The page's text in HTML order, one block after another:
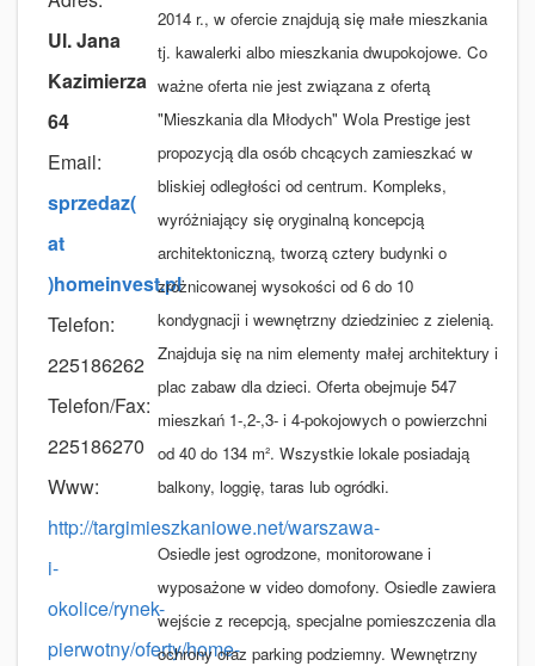
Ul. Jana
Kazimierza
64
Email:
sprzedaz(
at
)homeinvest.pl
Telefon:
225186262
Telefon/Fax:
225186270
Www:
http://targimieszkaniowe.net/warszawa-
i-
okolice/rynek-
pierwotny/oferty/home-
2014 r., w ofercie znajdują się małe mieszkania
tj. kawalerki albo mieszkania dwupokojowe. Co
ważne oferta nie jest związana z ofertą
"Mieszkania dla Młodych" Wola Prestige jest
propozycją dla osób chcących zamieszkać w
bliskiej odległości od centrum. Kompleks,
wyróżniający się oryginalną koncepcją
architektoniczną, tworzą cztery budynki o
zróżnicowanej wysokości od 6 do 10
kondygnacji i wewnętrzny dziedziniec z zielenią.
Znajduja się na nim elementy małej architektury i
plac zabaw dla dzieci. Oferta obejmuje 547
mieszkań 1-,2-,3- i 4-pokojowych o powierzchni
od 40 do 134 m². Wszystkie lokale posiadają
balkony, loggię, taras lub ogródki.
Osiedle jest ogrodzone, monitorowane i
wyposażone w video domofony. Osiedle zawiera
wejście z recepcją, specjalne pomieszczenia dla
ochrony oraz parking podziemny. Wewnętrzny